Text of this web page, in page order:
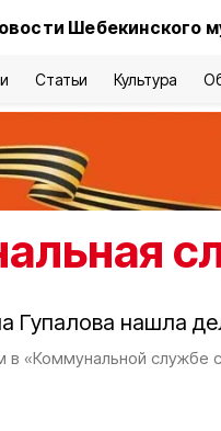
Шебекинского
Статьи Культура
Гупалова нашла
«Коммунальной службе